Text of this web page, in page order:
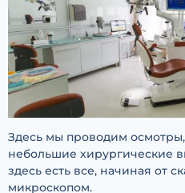
Здесь мы проводим
небольшие хирургические
здесь есть все, начиная от
микроскопом.